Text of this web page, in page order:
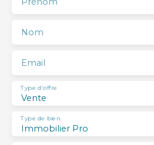
Nom
Email
Vente
Type d'offre
Immobilier Pro
Type de bien